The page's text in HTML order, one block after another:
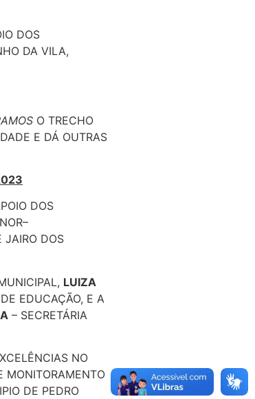
DOS
DA VILA,
O TRECHO
E DÁ OUTRAS
DOS
JAIRO DOS
LUIZA
EDUCAÇÃO, E A
– SECRETÁRIA
NO
MONITORAMENTO
DE PEDRO